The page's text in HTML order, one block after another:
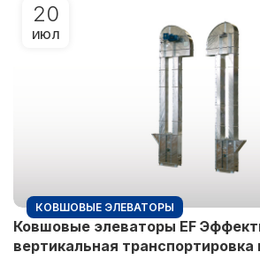
20
ИЮЛ
КОВШОВЫЕ ЭЛЕВАТОРЫ
Ковшовые элеваторы EF
вертикальная транспортировка